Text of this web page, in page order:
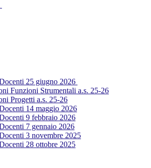
25 giugno 2026
Funzioni Strumentali a.s. 25-26
Progetti a.s. 25-26
14 maggio 2026
9 febbraio 2026
7 gennaio 2026
3 novembre 2025
28 ottobre 2025